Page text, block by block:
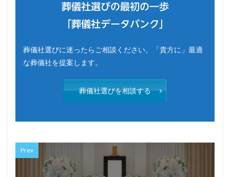
葬儀社選びの最初の一歩
「葬儀社データバンク」
葬儀社選びに迷ったらご相談ください。「貴方に」最適
な葬儀社を提案します。
葬儀社選びを相談する
Prev